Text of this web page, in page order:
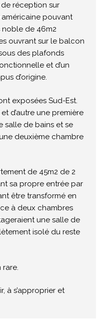
réception sur
américaine pouvant
noble de 46m2
ouvrant sur le balcon
des plafonds
et d’un
d’origine.
exposées Sud-Est.
d’autre une première
salle de bains et se
deuxième chambre
de 45m2 de 2
sa propre entrée par
être transformé en
à deux chambres
une salle de
isolé du reste
à s’approprier et